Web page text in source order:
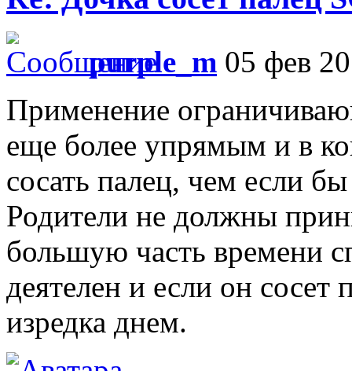
purple_m 05 фев
Применение
еще более упрямым и в
сосать палец, чем если
Родители не должны
большую часть времени
деятелен и если он сосет
изредка днем.